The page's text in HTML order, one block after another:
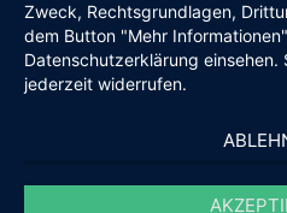
Zweck, Rechtsgrundlagen,
dem Button "Mehr
Datenschutzerklärung einsehen.
jederzeit widerrufen.